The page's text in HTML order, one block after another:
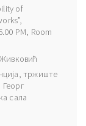
of
PM, Room
тржиште
сала